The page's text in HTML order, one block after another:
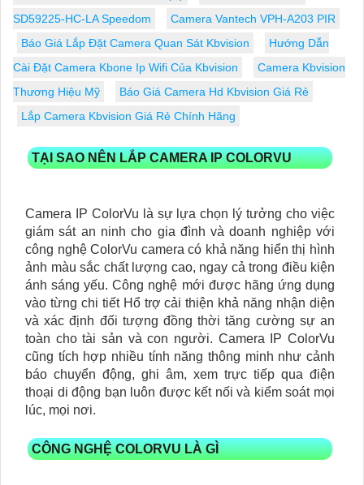
SD59225-HC-LA Speedom
Camera Vantech VPH-A203 PIR
Báo Giá Lắp Đặt Camera Quan Sát Kbvision
Hướng Dẫn
Cài Đặt Camera Kbone Ip Wifi Của Kbvision
Camera Kbvision
Thương Hiệu Mỹ
Báo Giá Camera Hd Kbvision Giá Rẻ
Lắp Camera Kbvision Giá Rẻ Chính Hãng
TẠI SAO NÊN LẮP CAMERA IP COLORVU
Camera IP ColorVu là sự lựa chọn lý tưởng cho việc
giám sát an ninh cho gia đình và doanh nghiệp với
công nghệ ColorVu camera có khả năng hiển thị hình
ảnh màu sắc chất lượng cao, ngay cả trong điều kiện
ánh sáng yếu. Công nghệ mới được hãng ứng dụng
vào từng chi tiết Hổ trợ cải thiện khả năng nhận diện
và xác định đối tượng đồng thời tăng cường sự an
toàn cho tài sản và con người. Camera IP ColorVu
cũng tích hợp nhiều tính năng thông minh như cảnh
báo chuyển động, ghi âm, xem trực tiếp qua điện
thoại di động bạn luôn được kết nối và kiểm soát mọi
lúc, mọi nơi.
CÔNG NGHỆ COLORVU LÀ GÌ